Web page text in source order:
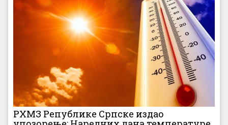
РХМЗ Републике Српске издао